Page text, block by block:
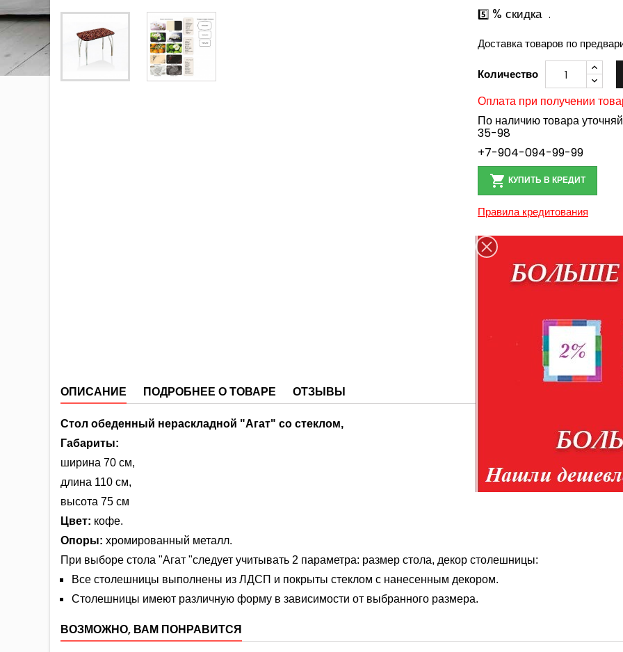
5️⃣ % скидка .
Доставка товаров по
Количество
Оплата при получении
По наличию товара
35-98
+7-904-094-99-99
 КУПИТЬ В КРЕДИТ
Правила кредитования
Доставка по России
Персональные данные
для связи и идентификации
ОПИСАНИЕ ПОДРОБНЕЕ О ТОВАРЕ ОТЗЫВЫ
Стол обеденный нераскладной "Агат" со стеклом,
Габариты:
ширина 70 см,
длина 110 см,
высота 75 см
Цвет: кофе.
Опоры: хромированный металл.
При выборе стола "Агат "следует учитывать 2 параметра: размер стола, декор столешницы:
Все столешницы выполнены из ЛДСП и покрыты стеклом с нанесенным декором.
Столешницы имеют различную форму в зависимости от выбранного размера.
ВОЗМОЖНО, ВАМ ПОНРАВИТСЯ